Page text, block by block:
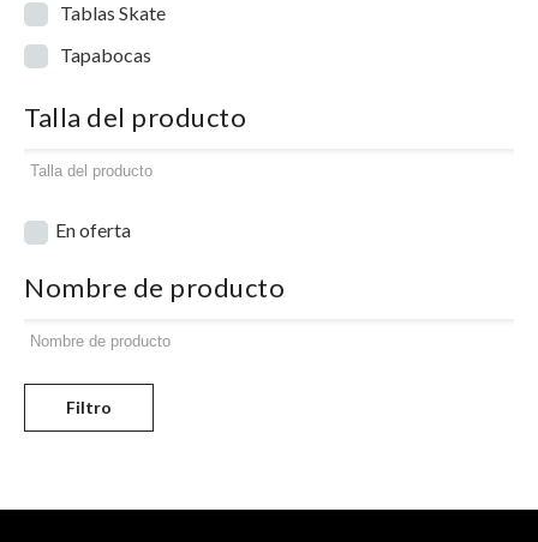
Tablas Skate
Tapabocas
Talla del producto
En oferta
Nombre de producto
Filtro